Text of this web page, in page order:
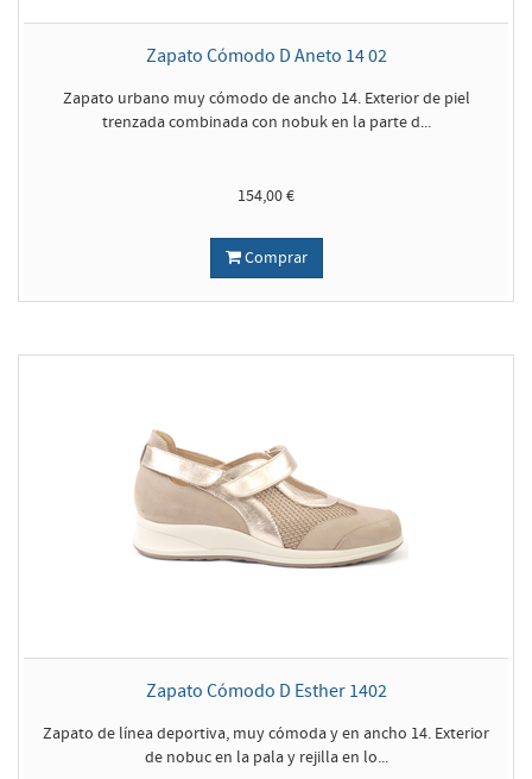
Zapato Cómodo D Aneto 14 02
Zapato urbano muy cómodo de ancho 14. Exterior de piel
trenzada combinada con nobuk en la parte d...
154,00 €
Comprar
Zapato Cómodo D Esther 1402
Zapato de línea deportiva, muy cómoda y en ancho 14. Exterior
de nobuc en la pala y rejilla en lo...